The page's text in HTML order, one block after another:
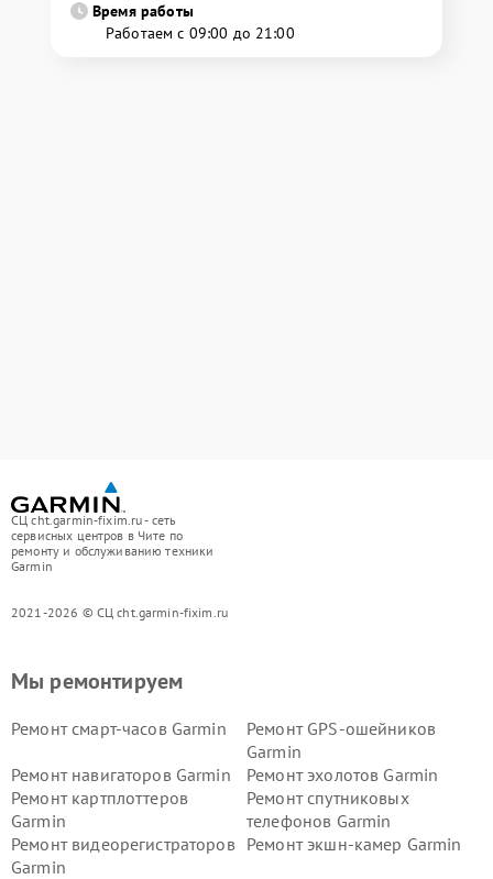
Время работы
Работаем с 09:00 до 21:00
СЦ cht.garmin-fixim.ru - сеть
сервисных центров в Чите по
ремонту и обслуживанию техники
Garmin
2021-2026 © СЦ cht.garmin-fixim.ru
Мы ремонтируем
Ремонт смарт-часов Garmin
Ремонт GPS-ошейников
Garmin
Ремонт навигаторов Garmin
Ремонт эхолотов Garmin
Ремонт картплоттеров
Garmin
Ремонт спутниковых
телефонов Garmin
Ремонт видеорегистраторов
Garmin
Ремонт экшн-камер Garmin